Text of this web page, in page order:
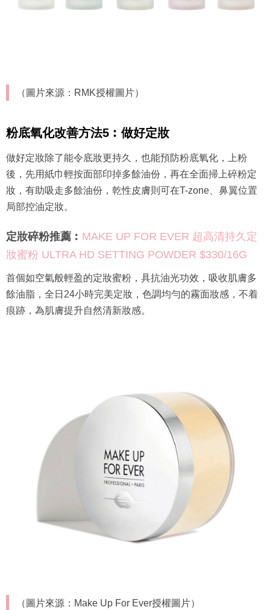
粉底氧化改善方法5︰做好定妝
做好定妝除了能令底妝更持久，也能預防粉底氧化，上粉
後，先用紙巾輕按面部印掉多餘油份，再在全面掃上碎粉定
妝，有助吸走多餘油份，乾性皮膚則可在T-zone、鼻翼位置
首個如空氣般輕盈的定妝蜜粉，具抗油光功效，吸收肌膚多
餘油脂，全日24小時完美定妝，色調均勻的霧面妝感，不着
痕跡，為肌膚提升自然清新妝感。